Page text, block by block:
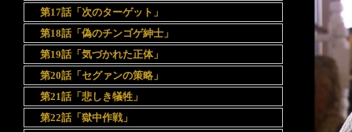
第17話「次のターゲット」
第18話「偽のチンゴゲ紳士」
第19話「気づかれた正体」
第20話「セグァンの策略」
第21話「悲しき犠牲」
第22話「獄中作戦」